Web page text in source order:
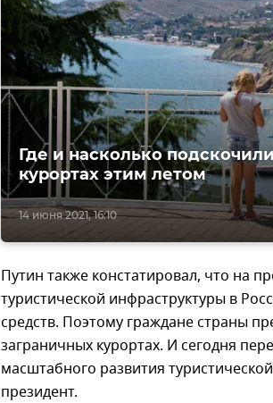
14 июня 2021, 16:10
Где и насколько
курортах этим летом
Путин также констатировал, что на
туристической инфраструктуры в
средств. Поэтому граждане страны
заграничных курортах. И сегодня
масштабного развития
президент.